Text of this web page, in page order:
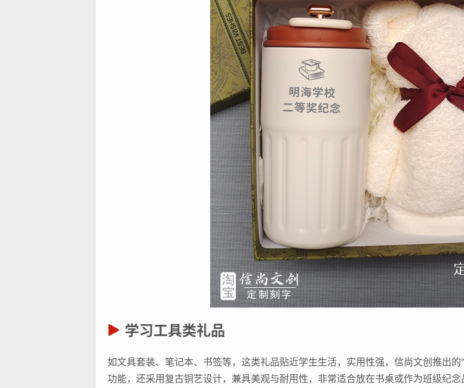
学习工具类礼品
如文具套装、笔记本、书签等，这类礼品贴近学生生活，实用性强，信尚文创推出
功能，还采用复古铜艺设计，兼具美观与耐用性，非常适合放在书桌或作为班级纪